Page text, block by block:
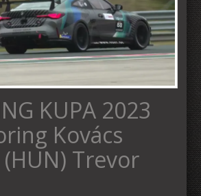
KUPA 2023
Kovács
Trevor